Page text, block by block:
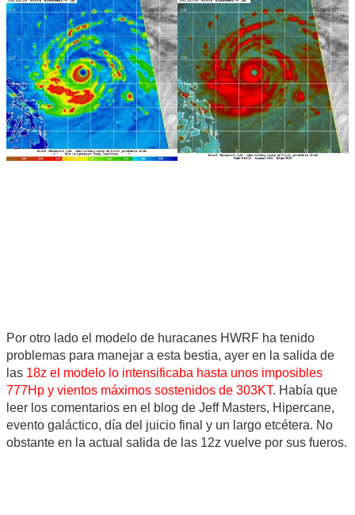
Por otro lado el modelo de huracanes HWRF ha tenido
problemas para manejar a esta bestia, ayer en la salida de
las 18z el modelo lo intensificaba hasta unos imposibles
777Hp y vientos máximos sostenidos de 303KT. Había que
leer los comentarios en el blog de Jeff Masters, Hipercane,
evento galáctico, día del juicio final y un largo etcétera. No
obstante en la actual salida de las 12z vuelve por sus fueros.